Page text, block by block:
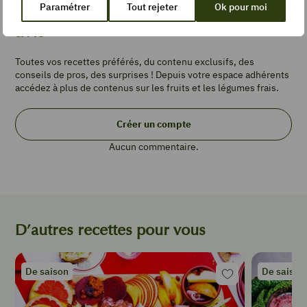
Paramétrer Tout rejeter Ok pour moi
40minutes
min
TYPE DE PLAT
Plat principal
Créez un compte et laissez votre
avis
Toutes vos recettes préférés, du contenu exclusifs, des
conseils de pros, des surprises ! Depuis votre espace adhérents
accédez à plus de contenus sur les fruits et les légumes frais.
Créer un compte
Aucun commentaire.
D’autres recettes pour vous
De saison De saison